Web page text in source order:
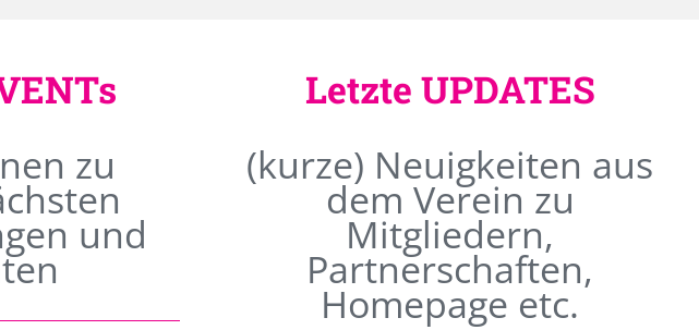
zu
und
Letzte UPDATES
(kurze) Neuigkeiten aus
dem Verein zu
Mitgliedern,
Partnerschaften,
Homepage etc.